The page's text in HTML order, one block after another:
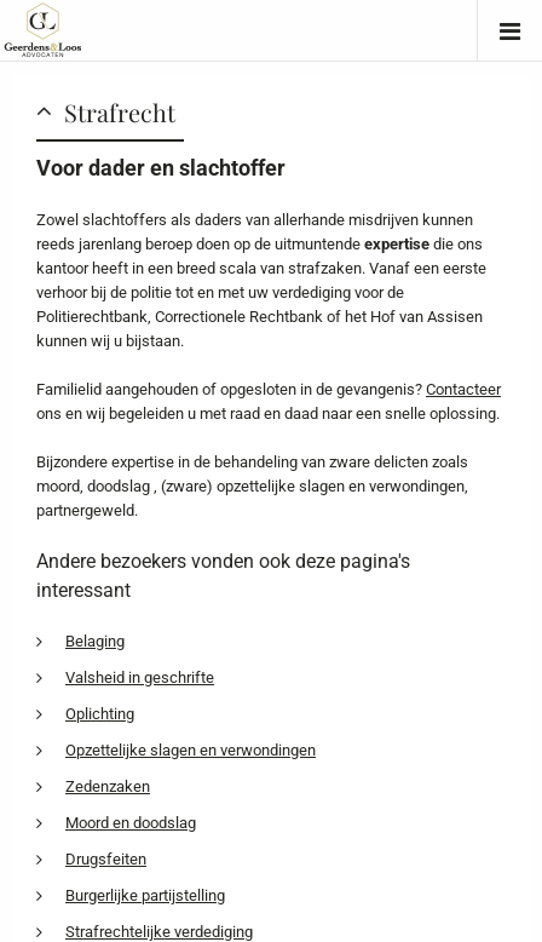
Strafrecht
Voor dader en slachtoffer
Zowel slachtoffers als daders van allerhande misdrijven kunnen
reeds jarenlang beroep doen op de uitmuntende expertise die ons
kantoor heeft in een breed scala van strafzaken. Vanaf een eerste
verhoor bij de politie tot en met uw verdediging voor de
Politierechtbank, Correctionele Rechtbank of het Hof van Assisen
kunnen wij u bijstaan.
Familielid aangehouden of opgesloten in de gevangenis? Contacteer
ons en wij begeleiden u met raad en daad naar een snelle oplossing.
Bijzondere expertise in de behandeling van zware delicten zoals
moord, doodslag , (zware) opzettelijke slagen en verwondingen,
partnergeweld.
Andere bezoekers vonden ook deze pagina's
interessant
Belaging
Valsheid in geschrifte
Oplichting
Opzettelijke slagen en verwondingen
Zedenzaken
Moord en doodslag
Drugsfeiten
Burgerlijke partijstelling
Strafrechtelijke verdediging